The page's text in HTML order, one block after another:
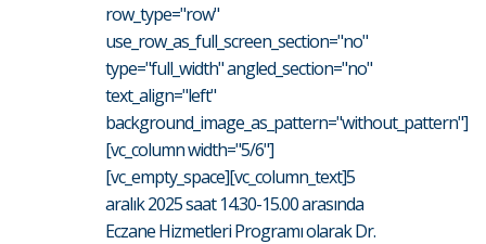
row_type="row"
use_row_as_full_screen_section="no"
type="full_width" angled_section="no"
text_align="left"
background_image_as_pattern="without_pattern"]
[vc_column width="5/6"]
[vc_empty_space][vc_column_text]5
aralık 2025 saat 14.30-15.00 arasında
Eczane Hizmetleri Programı olarak Dr.